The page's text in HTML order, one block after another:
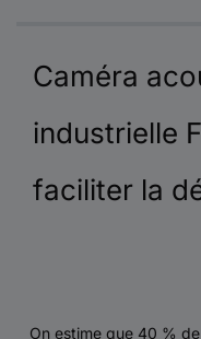
Caméra
industrielle
faciliter la
On estime que 40 %